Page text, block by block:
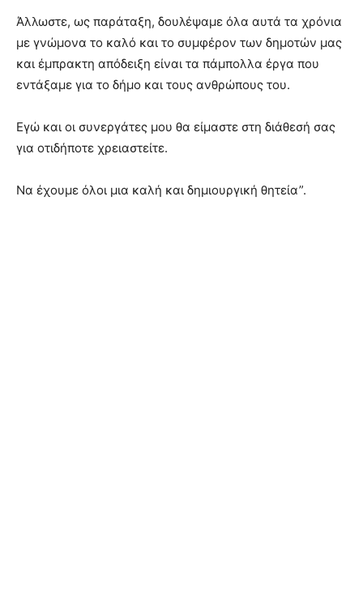
Άλλωστε, ως παράταξη, δουλέψαμε όλα αυτά τα χρόνια
με γνώμονα το καλό και το συμφέρον των δημοτών μας
και έμπρακτη απόδειξη είναι τα πάμπολλα έργα που
εντάξαμε για το δήμο και τους ανθρώπους του.
Εγώ και οι συνεργάτες μου θα είμαστε στη διάθεσή σας
για οτιδήποτε χρειαστείτε.
Να έχουμε όλοι μια καλή και δημιουργική θητεία”.